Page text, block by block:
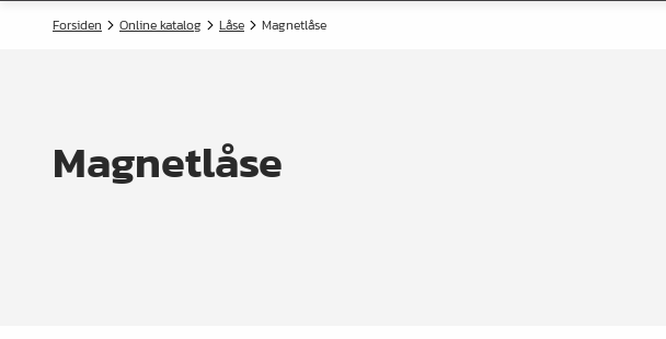
Vis alle
Låse
Møbelindustrien
Garderobeløsninger
Om os
Compliance
Forsiden Online katalog Låse Magnetlåse
Magnetlåse